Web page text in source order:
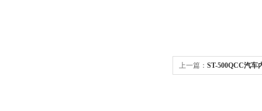
上一篇： ST-500QCC汽车